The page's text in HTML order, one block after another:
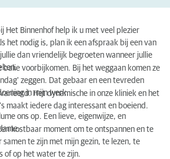
Het Binnenhof help ik u met veel plezier
het nodig is, plan ik een afspraak bij een van
dan vriendelijk begroeten wanneer jullie
balie voorbijkomen. Bij het weggaan komen ze
zeggen. Dat gebaar en een tevreden
in mijn werk.
Het dynamische in onze kliniek en het
maakt iedere dag interessant en boeiend.
ons op. Een lieve, eigenwijze, en
kostbaar moment om te ontspannen en te
te zijn met mijn gezin, te lezen, te
of op het water te zijn.